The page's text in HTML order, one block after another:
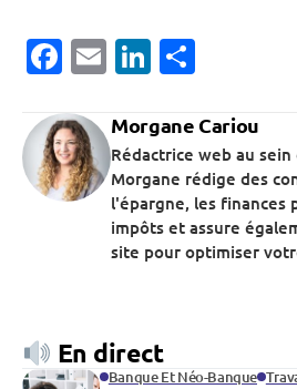
Facebook
EmailLinkedIn
Morgane Cariou
Rédactrice web au
Morgane rédige des
l'épargne, les finances
impôts et assure
site pour optimiser
En direct
Banque Et Néo-Banque